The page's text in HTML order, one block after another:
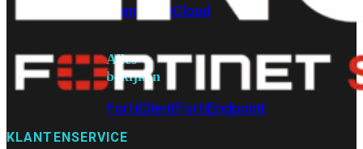
Prem
FortiCloud
Alles
bekijken
FortiClientFortiEndpoint
KLANTENSERVICE